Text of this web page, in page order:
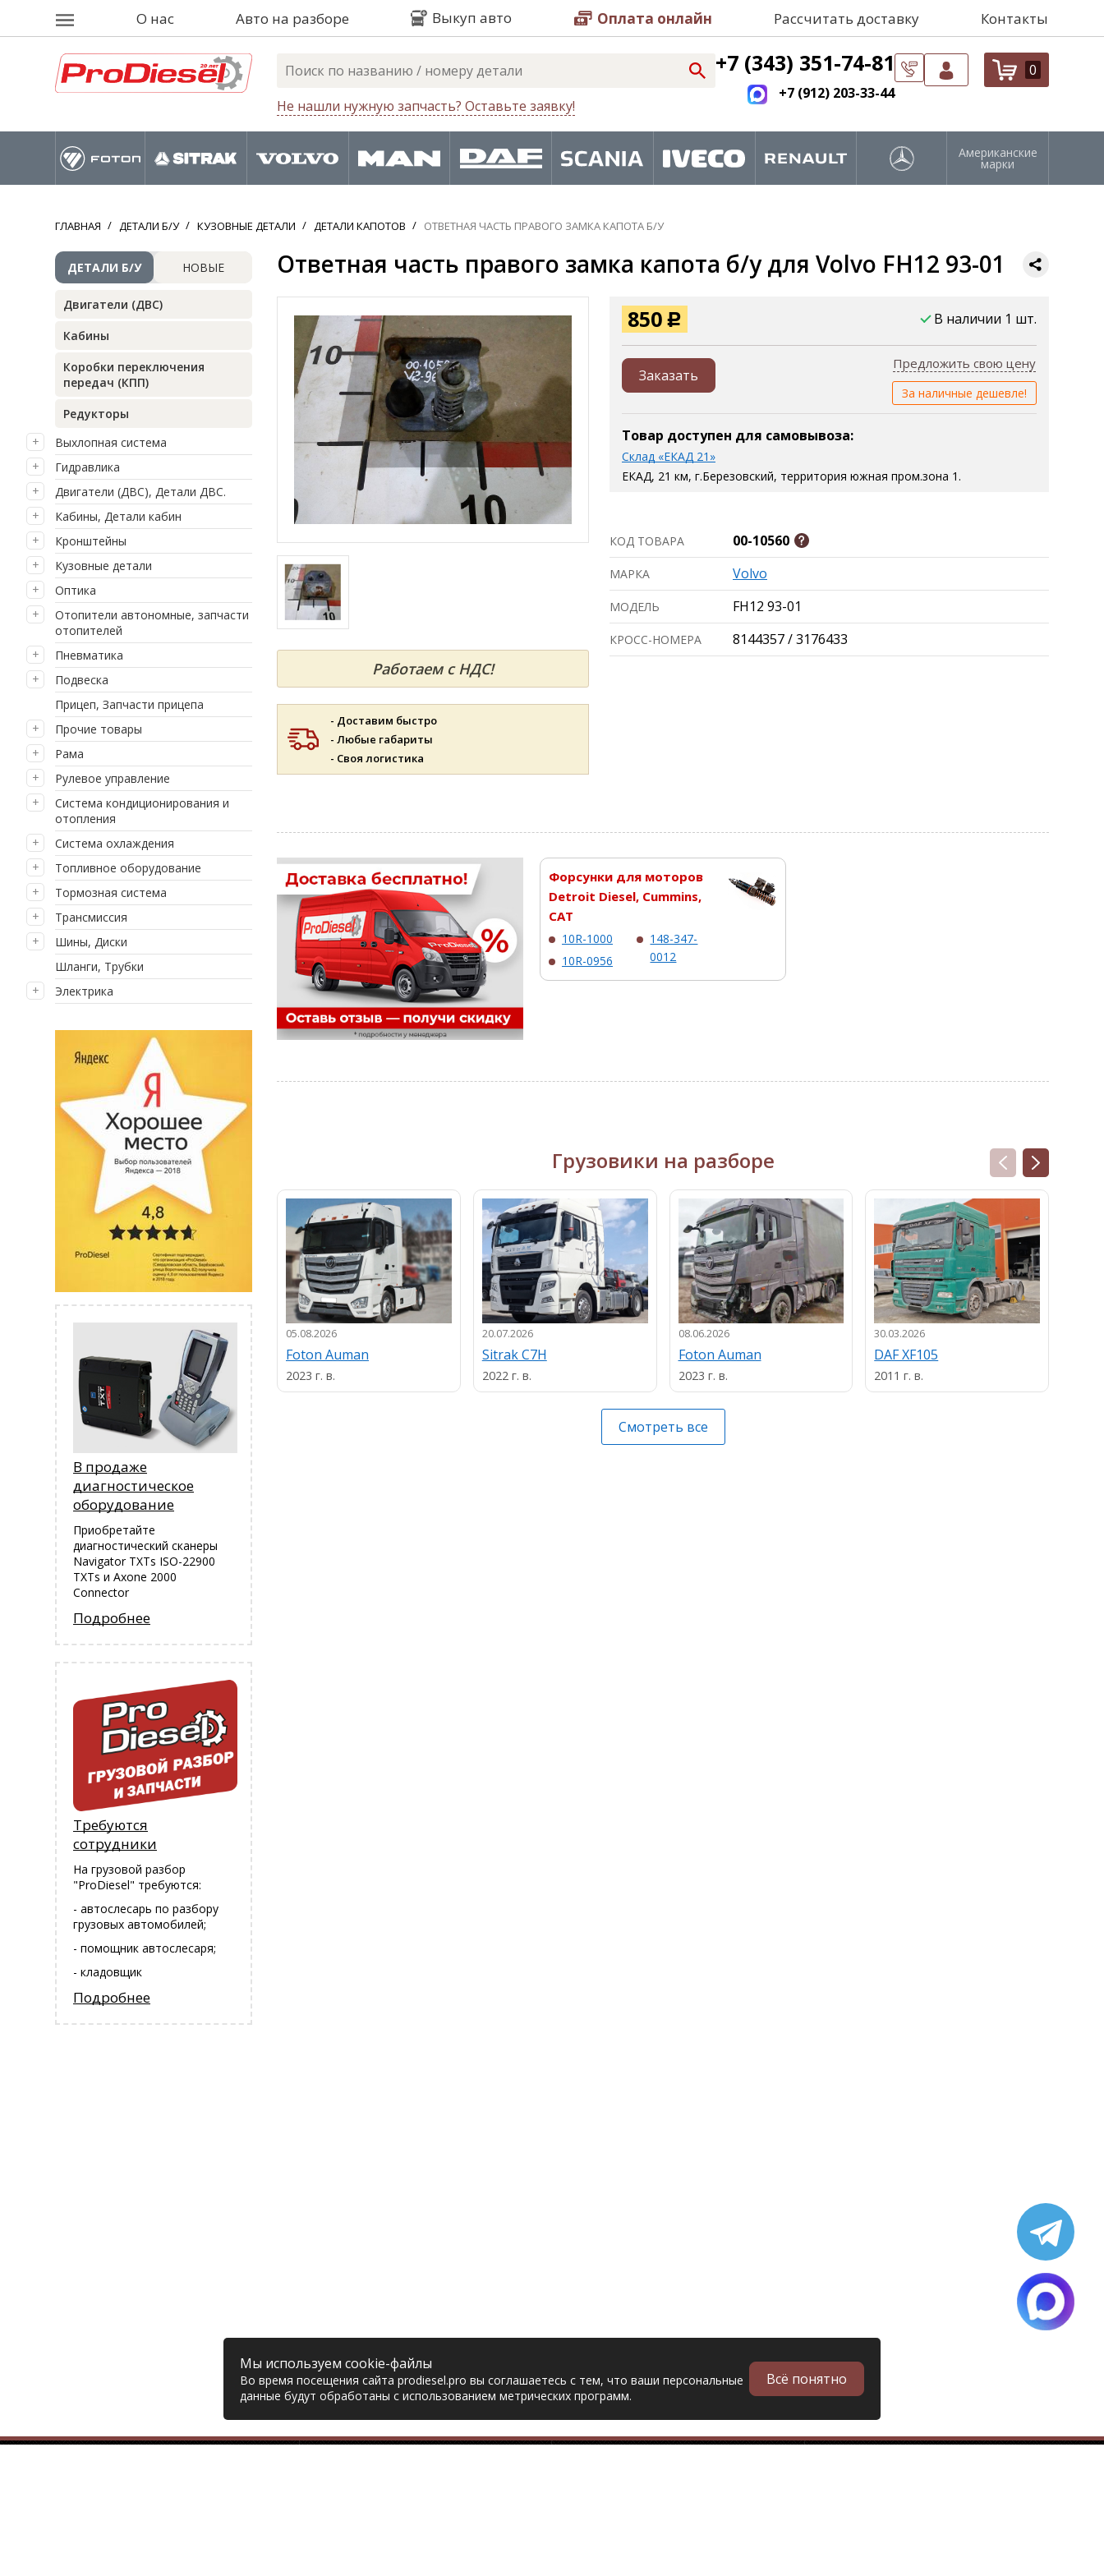
О нас Авто на разборе Выкуп авто Оплата онлайн Рассчитать доставку Контакты
Не нашли нужную запчасть? Оставьте заявку!
+7 (343) 351-74-81
+7 (912) 203-33-44
0
Американские
марки
ГЛАВНАЯ ДЕТАЛИ Б/У КУЗОВНЫЕ ДЕТАЛИ ДЕТАЛИ КАПОТОВ ОТВЕТНАЯ ЧАСТЬ ПРАВОГО ЗАМКА КАПОТА Б/У
ДЕТАЛИ Б/У НОВЫЕ
Двигатели (ДВС)
Кабины
Коробки переключения
передач (КПП)
Редукторы
Выхлопная система
Гидравлика
Двигатели (ДВС), Детали ДВС.
Кабины, Детали кабин
Кронштейны
Кузовные детали
Оптика
Отопители автономные, запчасти
отопителей
Пневматика
Подвеска
Прицеп, Запчасти прицепа
Прочие товары
Рама
Рулевое управление
Система кондиционирования и
отопления
Система охлаждения
Топливное оборудование
Тормозная система
Трансмиссия
Шины, Диски
Шланги, Трубки
Электрика
В продаже
диагностическое
оборудование
Приобретайте
диагностический сканеры
Navigator TXTs ISO-22900
TXTs и Аxone 2000
Connector
Подробнее
Требуются
сотрудники
На грузовой разбор
"ProDiesel" требуются:
- автослесарь по разбору
грузовых автомобилей;
- помощник автослесаря;
- кладовщик
Подробнее
Ответная часть правого замка капота б/у для Volvo FH12 93-01
Работаем с НДС!
- Доставим быстро
- Любые габариты
- Своя логистика
850 Р В наличии 1 шт.
Заказать
Предложить свою цену
За наличные дешевле!
Товар доступен для самовывоза:
Склад «ЕКАД 21»
ЕКАД, 21 км, г.Березовский, территория южная пром.зона 1.
КОД ТОВАРА 00-10560
МАРКА Volvo
МОДЕЛЬ FH12 93-01
КРОСС-НОМЕРА 8144357 / 3176433
Форсунки для моторов
Detroit Diesel, Cummins,
CAT
10R-1000
10R-0956
148-347-
0012
Грузовики на разборе
05.08.2026
Foton Auman
2023 г. в.
20.07.2026
Sitrak C7H
2022 г. в.
08.06.2026
Foton Auman
2023 г. в.
30.03.2026
DAF XF105
2011 г. в.
Смотреть все
Мы используем cookie-файлы
Во время посещения сайта prodiesel.pro вы соглашаетесь с тем, что ваши персональные
данные будут обработаны с использованием метрических программ.
Всё понятно